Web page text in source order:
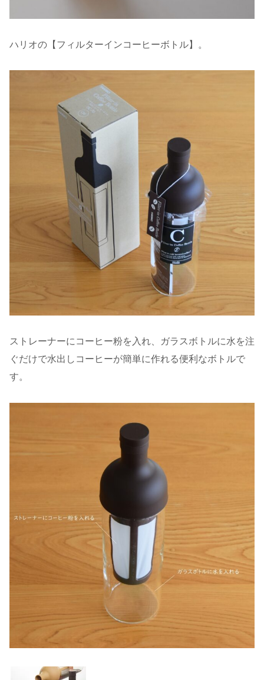
ハリオの【フィルターインコーヒーボトル】。
ストレーナーにコーヒー粉を入れ、ガラスボトルに水を注
ぐだけで水出しコーヒーが簡単に作れる便利なボトルで
す。